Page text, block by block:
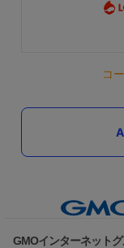
コ
GMOインターネット